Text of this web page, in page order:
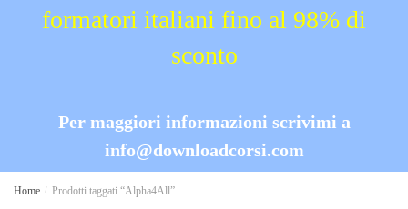
formatori italiani fino al 98% di
sconto
Per maggiori informazioni scrivimi a
info@downloadcorsi.com
Home Prodotti taggati “Alpha4All”